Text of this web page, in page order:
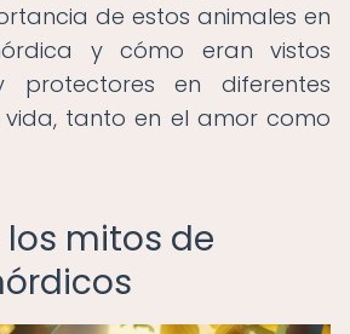
de estos animales en
y cómo eran vistos
en diferentes
tanto en el amor como
los mitos de